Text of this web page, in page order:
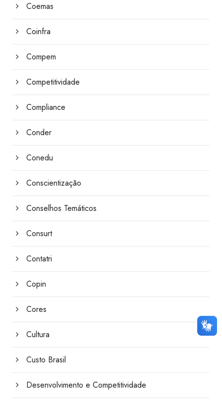
Coemas
Coinfra
Compem
Competitividade
Compliance
Conder
Conedu
Conscientização
Conselhos Temáticos
Consurt
Contatri
Copin
Cores
Cultura
Custo Brasil
Desenvolvimento e Competitividade